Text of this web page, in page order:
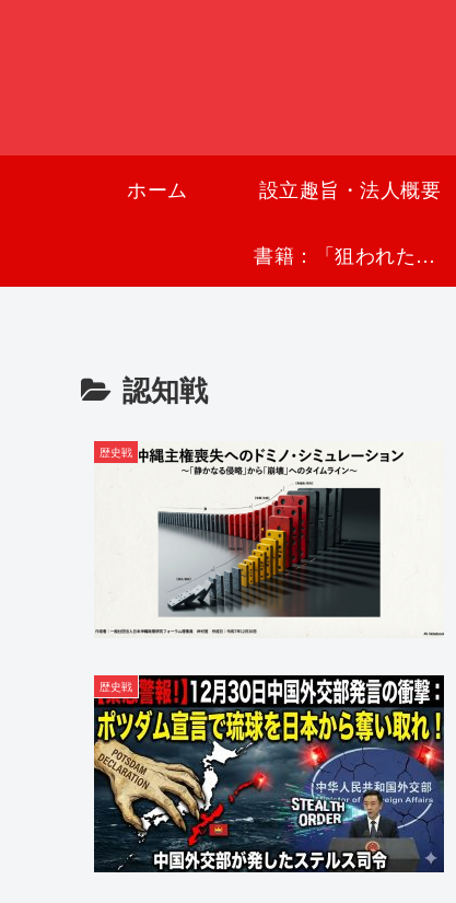
ホーム 設立趣旨・法人概要
書籍：「狙われた沖縄〜真実の沖縄史が日本を救う〜」
認知戦
歴史戦
歴史戦